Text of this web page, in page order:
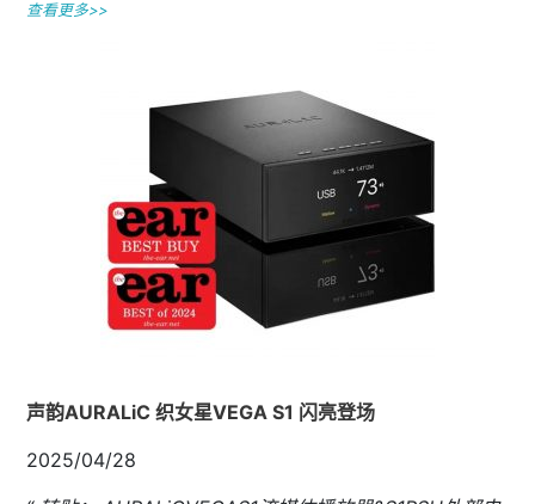
查看更多>>
声韵AURALiC 织女星VEGA S1 闪亮登场
2025/04/28